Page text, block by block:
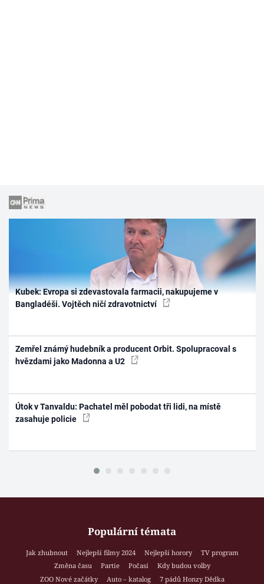
Kubek: Evropa si zdevastovala farmacii, nakupujeme v
Bangladéši. Vojtěch ničí zdravotnictví
Zemřel známý hudebník a producent Orbit. Spolupracoval s
hvězdami jako Madonna a U2
Útok v Tanvaldu: Pachatel měl pobodat tři lidi, na místě
zasahuje policie
Populární témata
Jak zhubnout Nejlepší filmy 2024 Nejlepší horory
TV program
Změna času
Partie Počasí
Kdy budou volby
ZOO Nové začátky
Auto – katalog
7 pádů Honzy Dědka